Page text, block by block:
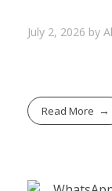
July 2, 2026 by
Read More